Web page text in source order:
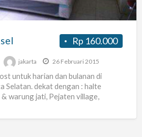
Rp 160.000
jakarta 26 Februari 2015
untuk harian dan bulanan di
Selatan. dekat dengan : halte
warung jati, Pejaten village,